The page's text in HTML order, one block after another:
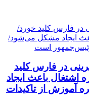
در فارس کلید
اشتغال باعث ایجاد
آموزش از تاکیدات